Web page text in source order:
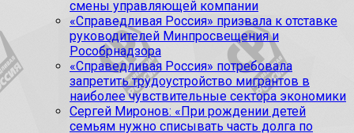
смены управляющей компании
«Справедливая Россия» призвала к отставке
руководителей Минпросвещения и
Рособрнадзора
«Справедливая Россия» потребовала
запретить трудоустройство мигрантов в
наиболее чувствительные сектора экономики
Сергей Миронов: «При рождении детей
семьям нужно списывать часть долга по